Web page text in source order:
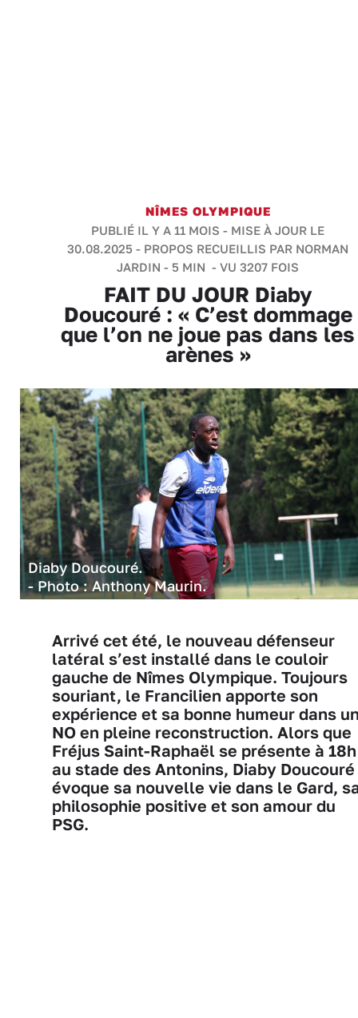
NÎMES OLYMPIQUE
PUBLIÉ IL Y A 11 MOIS - MISE À JOUR LE
30.08.2025 - PROPOS RECUEILLIS PAR NORMAN
JARDIN - 5 MIN - VU 3207 FOIS
FAIT DU JOUR Diaby
Doucouré : « C’est dommage
que l’on ne joue pas dans les
arènes »
Diaby Doucouré.
- Photo : Anthony Maurin.
Arrivé cet été, le nouveau défenseur
latéral s’est installé dans le couloir
gauche de Nîmes Olympique. Toujours
souriant, le Francilien apporte son
expérience et sa bonne humeur dans
NO en pleine reconstruction. Alors que
Fréjus Saint-Raphaël se présente à 18h
au stade des Antonins, Diaby Doucouré
évoque sa nouvelle vie dans le Gard,
philosophie positive et son amour du
PSG.